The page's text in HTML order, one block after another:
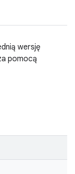
wersję
pomocą